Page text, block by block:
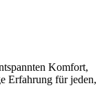
Komfort,
Erfahrung für jeden,